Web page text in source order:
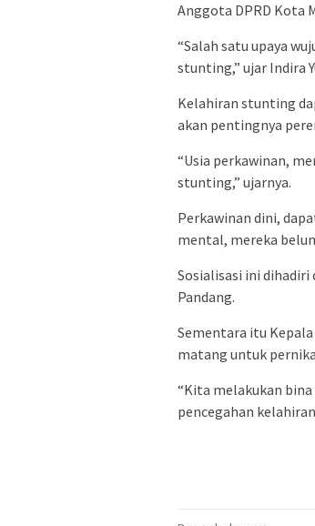
Anggota DPRD Kota
“Salah satu upaya
stunting,” ujar Indira
Kelahiran stunting
akan pentingnya
“Usia perkawinan,
stunting,” ujarnya.
Perkawinan dini,
mental, mereka
Sosialisasi ini dihadiri
Pandang.
Sementara itu Kepala
matang untuk
“Kita melakukan
pencegahan